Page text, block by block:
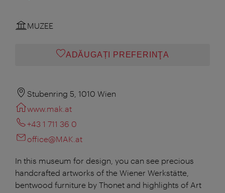
MUZEE
ADĂUGAȚI PREFERINŢA
Stubenring 5, 1010 Wien
www.mak.at
+43 1 711 36 0
office@MAK.at
In this museum for design, you can see precious
handcrafted artworks of the Wiener Werkstätte,
bentwood furniture by Thonet and highlights of Art